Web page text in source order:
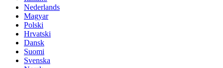
Nederlands
Magyar
Polski
Hrvatski
Dansk
Suomi
Svenska